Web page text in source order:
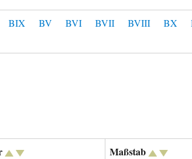
BIX BV BVI BVII BVIII BX
Maßstab